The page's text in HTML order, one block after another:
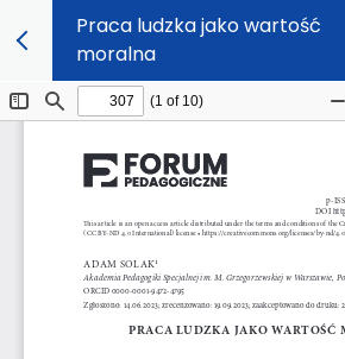
Praca ludzka jako wartość
moralna